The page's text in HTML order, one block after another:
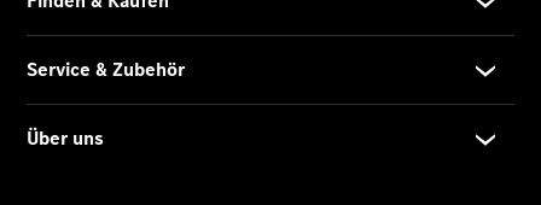
Unfallreparaturen